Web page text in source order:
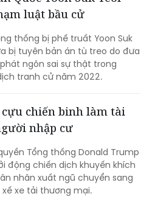
thống bị phế truất Yoon Suk
bị tuyên bản án tù treo do đưa
ngôn sai sự thật trong
tranh cử năm 2022.
chiến binh làm tài
Tổng thống Donald Trump
động chiến dịch khuyến khích
nhân xuất ngũ chuyển sang
xế xe tải thương mại.
cụ kiểm chứng thông